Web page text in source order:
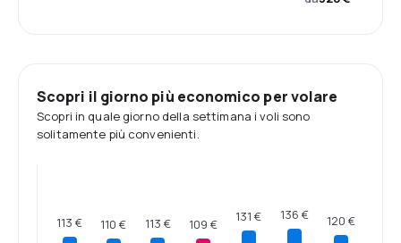
Scopri il giorno più economico per volare
Scopri in quale giorno della settimana i voli sono
solitamente più convenienti.
113 € 110 € 113 € 109 € 131 € 136 € 120 €